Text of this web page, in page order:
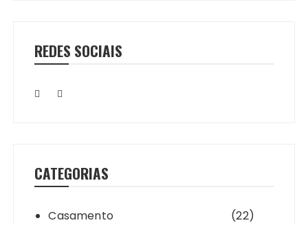
REDES SOCIAIS
CATEGORIAS
Casamento (22)